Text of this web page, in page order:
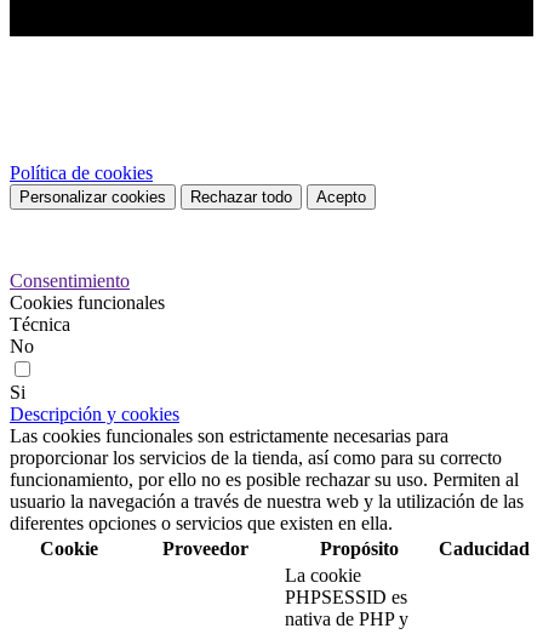
Política de cookies
Personalizar cookies Rechazar todo Acepto
Consentimiento
Cookies funcionales
Técnica
No
Si
Descripción y cookies
Las cookies funcionales son estrictamente necesarias para
proporcionar los servicios de la tienda, así como para su correcto
funcionamiento, por ello no es posible rechazar su uso. Permiten al
usuario la navegación a través de nuestra web y la utilización de las
diferentes opciones o servicios que existen en ella.
Cookie
Proveedor Propósito Caducidad
La cookie
PHPSESSID es
nativa de PHP y